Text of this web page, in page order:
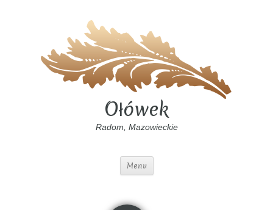
Ołówek
Radom, Mazowieckie
Menu